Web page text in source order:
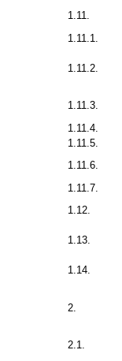
1.11.
1.11.1.
1.11.2.
1.11.3.
1.11.4.
1.11.5.
1.11.6.
1.11.7.
1.12.
1.13.
1.14.
2.
2.1.